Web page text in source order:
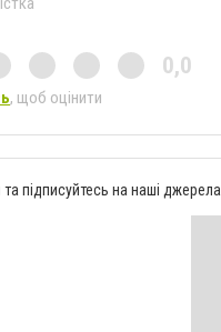
0,0
, щоб оцінити
та підписуйтесь на наші джерела